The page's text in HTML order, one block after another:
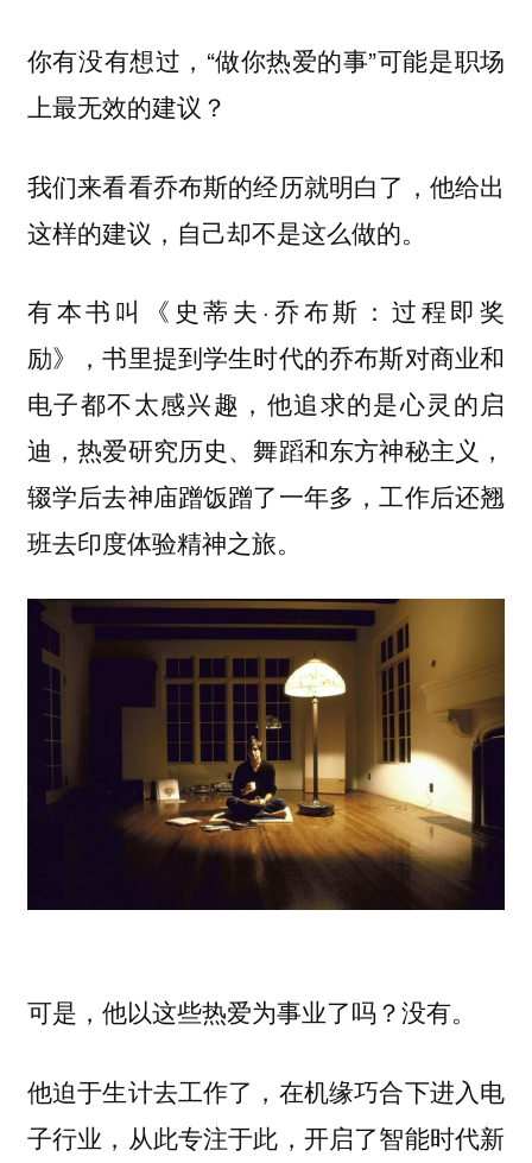
你有没有想过，“做你热爱的事”可能是职场
上最无效的建议？
我们来看看乔布斯的经历就明白了，他给出
这样的建议，自己却不是这么做的。
有本书叫《史蒂夫·乔布斯：过程即奖
励》，书里提到学生时代的乔布斯对商业和
电子都不太感兴趣，他追求的是心灵的启
迪，热爱研究历史、舞蹈和东方神秘主义，
辍学后去神庙蹭饭蹭了一年多，工作后还翘
班去印度体验精神之旅。
可是，他以这些热爱为事业了吗？没有。
他迫于生计去工作了，在机缘巧合下进入电
子行业，从此专注于此，开启了智能时代新